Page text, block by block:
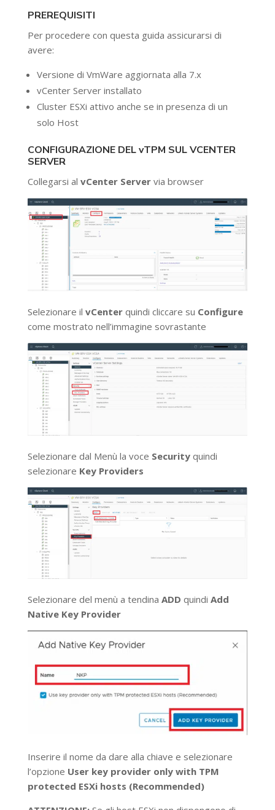
PREREQUISITI
Per procedere con questa guida assicurarsi di
avere:
Versione di VmWare aggiornata alla 7.x
vCenter Server installato
Cluster ESXi attivo anche se in presenza di un
solo Host
CONFIGURAZIONE DEL vTPM SUL VCENTER
SERVER
Collegarsi al vCenter Servervia browser
Selezionare il vCenterquindi cliccare su Configure
come mostrato nell’immagine sovrastante
Selezionare dal Menù la voce Securityquindi
selezionare Key Providers
Selezionare del menù a tendina ADD quindi Add
Native Key Provider
Inserire il nome da dare alla chiave e selezionare
l’opzione User key provider only with TPM
protected ESXi hosts (Recommended)